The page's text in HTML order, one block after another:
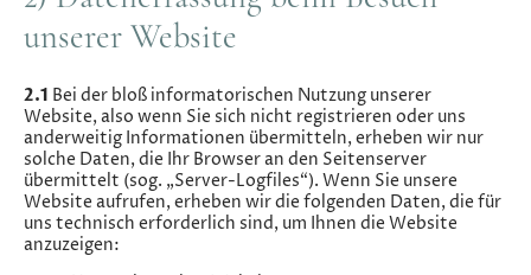
unserer Website
2.1 Bei der bloß informatorischen Nutzung unserer
Website, also wenn Sie sich nicht registrieren oder uns
anderweitig Informationen übermitteln, erheben wir nur
solche Daten, die Ihr Browser an den Seitenserver
übermittelt (sog. „Server-Logfiles“). Wenn Sie unsere
Website aufrufen, erheben wir die folgenden Daten, die für
uns technisch erforderlich sind, um Ihnen die Website
anzuzeigen: